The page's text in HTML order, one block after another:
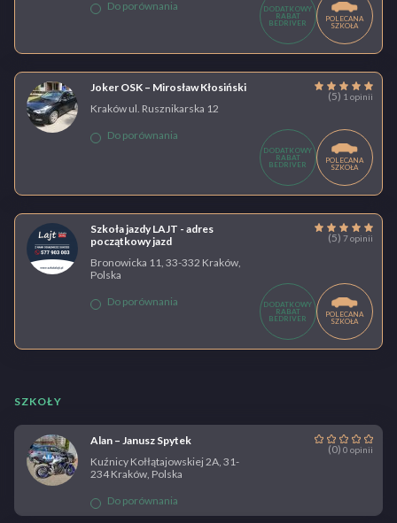
Do porównania
DODATKOWY
RABAT
BEDRIVER
POLECANA
SZKOŁA
Joker OSK – Mirosław Kłosiński
(5) 1 opinii
Kraków ul. Rusznikarska 12
Do porównania
DODATKOWY
RABAT
BEDRIVER
POLECANA
SZKOŁA
Szkoła jazdy LAJT - adres
początkowy jazd
(5) 7 opinii
Bronowicka 11, 33-332 Kraków,
Polska
Do porównania
DODATKOWY
RABAT
BEDRIVER
POLECANA
SZKOŁA
SZKOŁY
Alan – Janusz Spytek
(0) 0 opinii
Kuźnicy Kołłątajowskiej 2A, 31-
234 Kraków, Polska
Do porównania